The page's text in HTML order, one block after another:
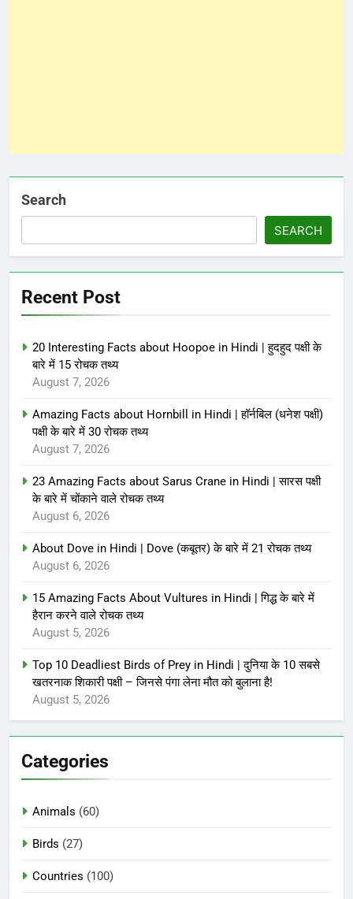
Search
SEARCH
Recent Post
20 Interesting Facts about Hoopoe in Hindi | हुदहुद पक्षी के
बारे में 15 रोचक तथ्य
August 7, 2026
Amazing Facts about Hornbill in Hindi | हॉर्नबिल (धनेश पक्षी)
पक्षी के बारे में 30 रोचक तथ्य
August 7, 2026
23 Amazing Facts about Sarus Crane in Hindi | सारस पक्षी
के बारे में चोंकाने वाले रोचक तथ्य
August 6, 2026
About Dove in Hindi | Dove (कबूतर) के बारे में 21 रोचक तथ्य
August 6, 2026
15 Amazing Facts About Vultures in Hindi | गिद्ध के बारे में
हैरान करने वाले रोचक तथ्य
August 5, 2026
Top 10 Deadliest Birds of Prey in Hindi | दुनिया के 10 सबसे
खतरनाक शिकारी पक्षी – जिनसे पंगा लेना मौत को बुलाना है!
August 5, 2026
Categories
Animals (60)
Birds (27)
Countries (100)